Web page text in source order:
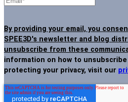
By providing your email, you
SPEE3D's newsletter and blog
unsubscribe from these
information on how to
protecting your privacy, visit our